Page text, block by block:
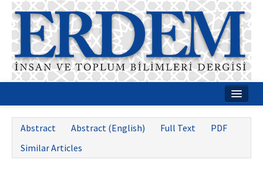
Journal Boards
Abstract Abstract (English) Full Text
PDF
Similar Articles